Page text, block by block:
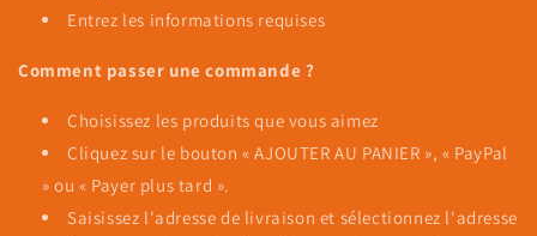
Entrez les informations requises
Comment passer une commande ?
Choisissez les produits que vous aimez
Cliquez sur le bouton « AJOUTER AU PANIER », « PayPal
» ou « Payer plus tard ».
Saisissez l'adresse de livraison et sélectionnez l'adresse